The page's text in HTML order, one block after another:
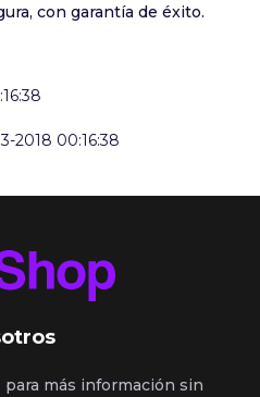
con garantía de éxito.
2018 00:16:38
más información sin